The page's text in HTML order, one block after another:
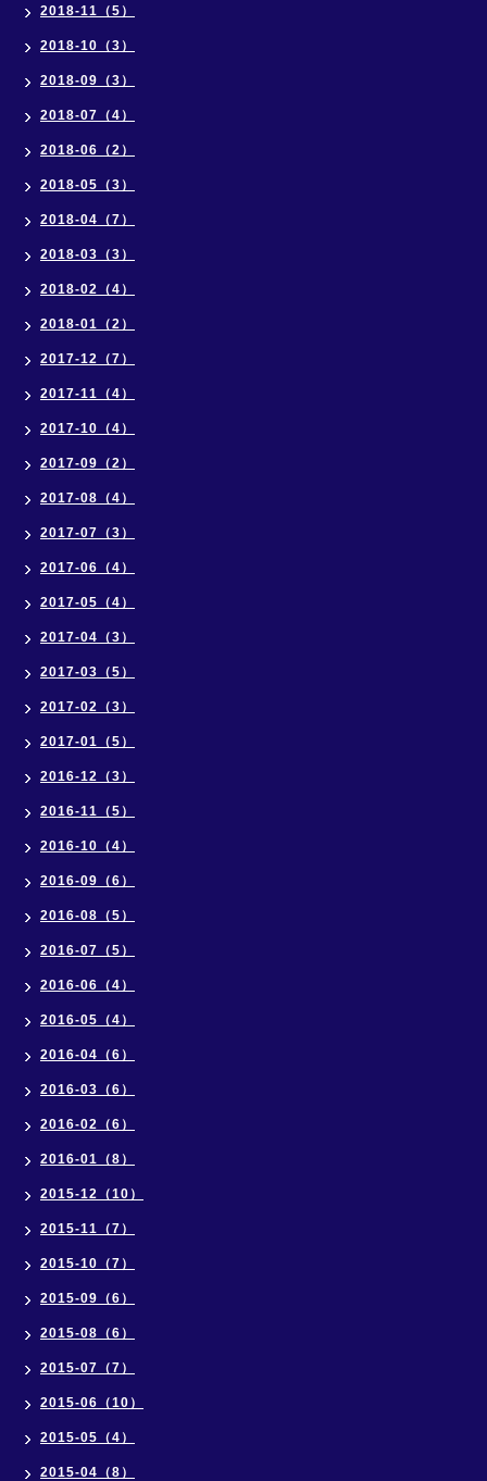
2018-11（5）
2018-10（3）
2018-09（3）
2018-07（4）
2018-06（2）
2018-05（3）
2018-04（7）
2018-03（3）
2018-02（4）
2018-01（2）
2017-12（7）
2017-11（4）
2017-10（4）
2017-09（2）
2017-08（4）
2017-07（3）
2017-06（4）
2017-05（4）
2017-04（3）
2017-03（5）
2017-02（3）
2017-01（5）
2016-12（3）
2016-11（5）
2016-10（4）
2016-09（6）
2016-08（5）
2016-07（5）
2016-06（4）
2016-05（4）
2016-04（6）
2016-03（6）
2016-02（6）
2016-01（8）
2015-12（10）
2015-11（7）
2015-10（7）
2015-09（6）
2015-08（6）
2015-07（7）
2015-06（10）
2015-05（4）
2015-04（8）